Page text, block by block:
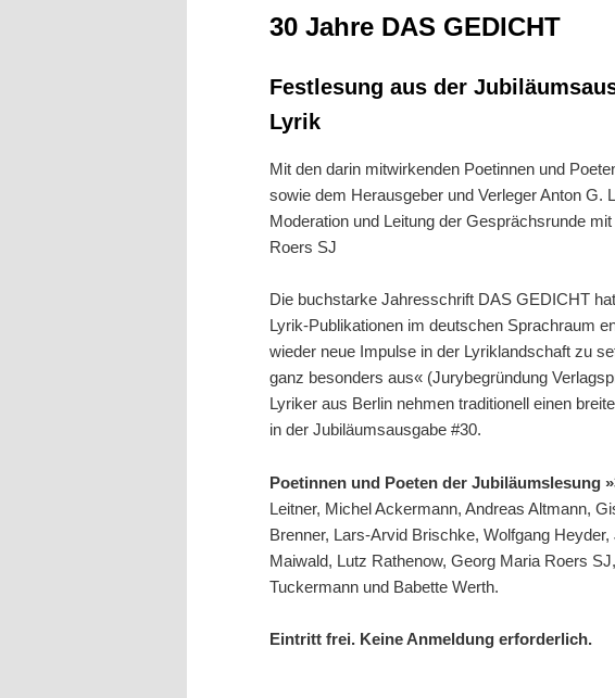
30 Jahre DAS GEDICHT
Festlesung aus der
Lyrik
Mit den darin mitwirkenden Poetinnen und
sowie dem Herausgeber und Verleger Anton G.
Moderation und Leitung der Gesprächsrunde
Roers SJ
Die buchstarke Jahresschrift DAS GEDICHT
Lyrik-Publikationen im deutschen Sprachraum
wieder neue Impulse in der Lyriklandschaft zu
ganz besonders aus« (Jurybegründung
Lyriker aus Berlin nehmen traditionell einen
in der Jubiläumsausgabe #30.
Poetinnen und Poeten der Jubiläumslesung
Leitner, Michel Ackermann, Andreas Altmann,
Brenner, Lars-Arvid Brischke, Wolfgang
Maiwald, Lutz Rathenow, Georg Maria Roers
Tuckermann und Babette Werth.
Eintritt frei. Keine Anmeldung erforderlich.